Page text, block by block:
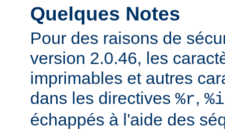
Quelques Notes
Pour des raisons de
version 2.0.46, les
imprimables et autres
dans les directives %r, %i
échappés à l'aide des